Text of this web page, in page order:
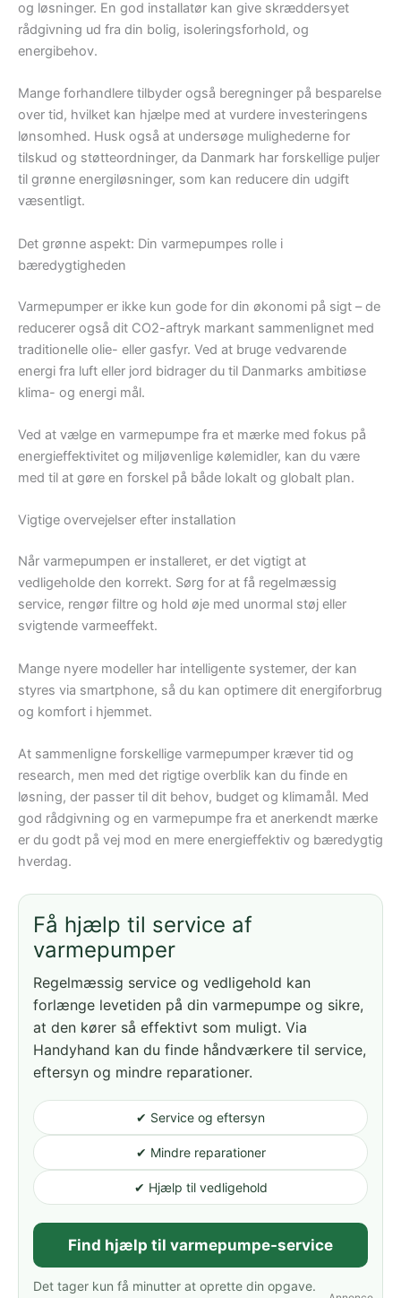
og løsninger. En god installatør kan give skræddersyet
rådgivning ud fra din bolig, isoleringsforhold, og
energibehov.
Mange forhandlere tilbyder også beregninger på besparelse
over tid, hvilket kan hjælpe med at vurdere investeringens
lønsomhed. Husk også at undersøge mulighederne for
tilskud og støtteordninger, da Danmark har forskellige puljer
til grønne energiløsninger, som kan reducere din udgift
væsentligt.
Det grønne aspekt: Din varmepumpes rolle i
bæredygtigheden
Varmepumper er ikke kun gode for din økonomi på sigt – de
reducerer også dit CO2-aftryk markant sammenlignet med
traditionelle olie- eller gasfyr. Ved at bruge vedvarende
energi fra luft eller jord bidrager du til Danmarks ambitiøse
klima- og energi mål.
Ved at vælge en varmepumpe fra et mærke med fokus på
energieffektivitet og miljøvenlige kølemidler, kan du være
med til at gøre en forskel på både lokalt og globalt plan.
Vigtige overvejelser efter installation
Når varmepumpen er installeret, er det vigtigt at
vedligeholde den korrekt. Sørg for at få regelmæssig
service, rengør filtre og hold øje med unormal støj eller
svigtende varmeeffekt.
Mange nyere modeller har intelligente systemer, der kan
styres via smartphone, så du kan optimere dit energiforbrug
og komfort i hjemmet.
At sammenligne forskellige varmepumper kræver tid og
research, men med det rigtige overblik kan du finde en
løsning, der passer til dit behov, budget og klimamål. Med
god rådgivning og en varmepumpe fra et anerkendt mærke
er du godt på vej mod en mere energieffektiv og bæredygtig
hverdag.
Få hjælp til service af
varmepumper
Regelmæssig service og vedligehold kan
forlænge levetiden på din varmepumpe og sikre,
at den kører så effektivt som muligt. Via
Handyhand kan du finde håndværkere til service,
eftersyn og mindre reparationer.
✔ Service og eftersyn
✔ Mindre reparationer
✔ Hjælp til vedligehold
Find hjælp til varmepumpe-service
Det tager kun få minutter at oprette din opgave.